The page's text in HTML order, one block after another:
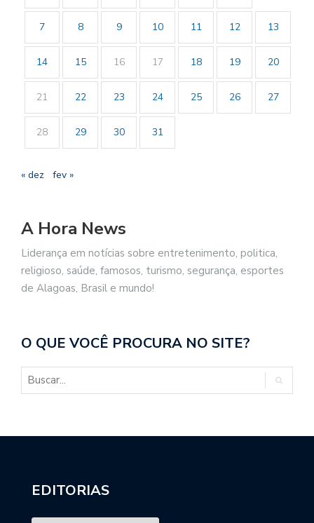
7 8 9 10 11 12 13
14 15 16 17 18 19 20
21 22 23 24 25 26 27
28 29 30 31
« dez fev »
A Hora News
Liderança em notícias sobre entretenimento, politica,
religioso, saúde, famosos, turismo, segurança, esportes
de Alagoas, Brasil e mundo!
O QUE VOCÊ PROCURA NO SITE?
EDITORIAS